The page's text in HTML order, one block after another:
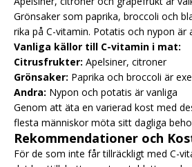
Grönsaker som paprika, broccoli och
rika på C-vitamin. Potatis och nypon är
Vanliga källor till C-vitamin i mat:
Citrusfrukter: Apelsiner, citroner
Grönsaker: Paprika och broccoli är
Andra: Nypon och potatis är vanliga
Genom att äta en varierad kost med
flesta människor möta sitt dagliga
Rekommendationer och
För de som inte får tillräckligt med C-